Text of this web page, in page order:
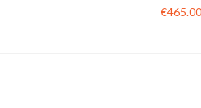
€465.00